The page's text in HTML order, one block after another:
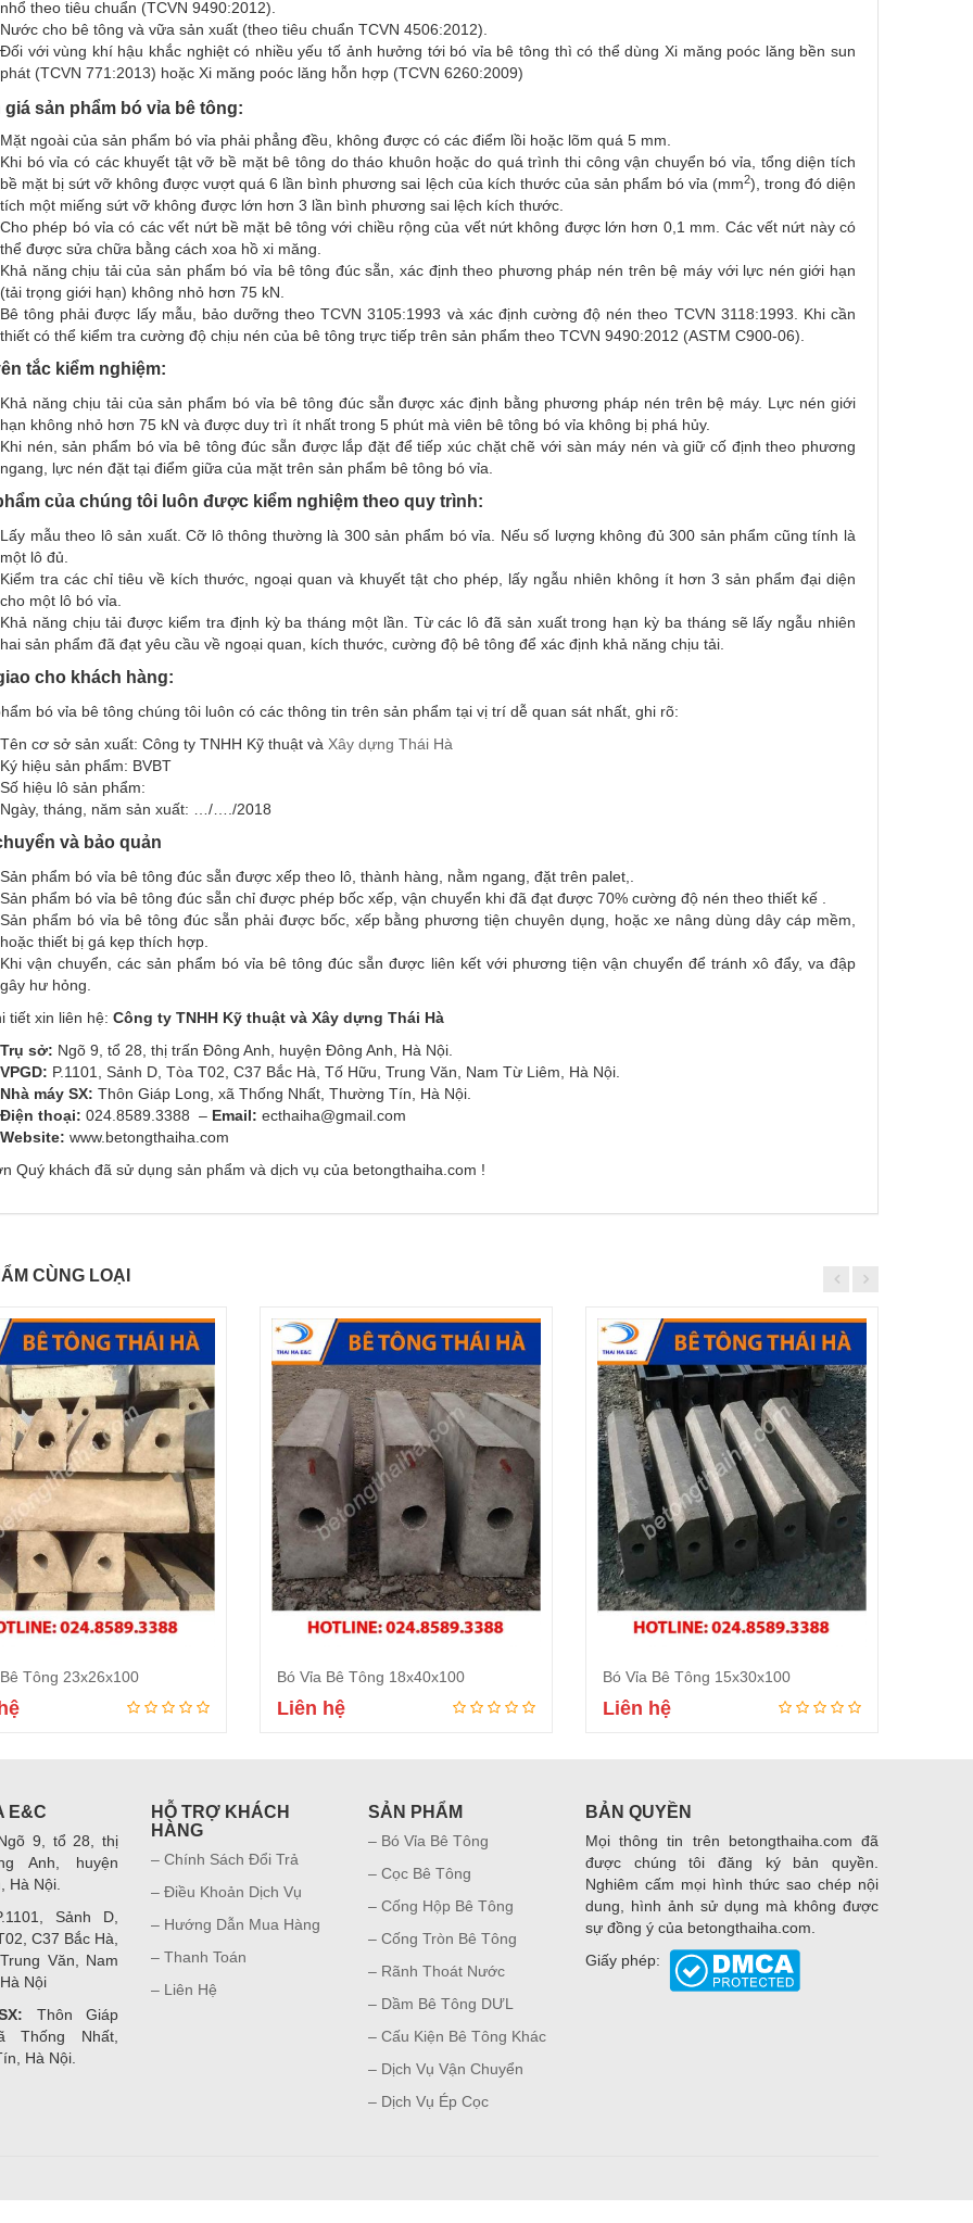
nhổ theo tiêu chuẩn (TCVN 9490:2012).
Nước cho bê tông và vữa sản xuất (theo tiêu chuẩn TCVN 4506:2012).
Đối với vùng khí hậu khắc nghiệt có nhiều yếu tố ảnh hưởng tới bó vỉa bê tông thì có thể dùng Xi măng poóc lăng bền sun
phát (TCVN 771:2013) hoặc Xi măng poóc lăng hỗn hợp (TCVN 6260:2009)
sản phẩm bó vỉa bê tông:
Mặt ngoài của sản phẩm bó vỉa phải phẳng đều, không được có các điểm lồi hoặc lõm quá 5 mm.
Khi bó vỉa có các khuyết tật vỡ bề mặt bê tông do tháo khuôn hoặc do quá trình thi công vận chuyển bó vỉa, tổng diện tích
bề mặt bị sứt vỡ không được vượt quá 6 lần bình phương sai lệch của kích thước của sản phẩm bó vỉa (mm2), trong đó diện
tích một miếng sứt vỡ không được lớn hơn 3 lần bình phương sai lệch kích thước.
Cho phép bó vỉa có các vết nứt bề mặt bê tông với chiều rộng của vết nứt không được lớn hơn 0,1 mm. Các vết nứt này có
thể được sửa chữa bằng cách xoa hồ xi măng.
Khả năng chịu tải của sản phẩm bó vỉa bê tông đúc sẵn, xác định theo phương pháp nén trên bệ máy với lực nén giới hạn
(tải trọng giới hạn) không nhỏ hơn 75 kN.
Bê tông phải được lấy mẫu, bảo dưỡng theo TCVN 3105:1993 và xác định cường độ nén theo TCVN 3118:1993. Khi cần
thiết có thể kiểm tra cường độ chịu nén của bê tông trực tiếp trên sản phẩm theo TCVN 9490:2012 (ASTM C900-06).
tắc kiểm nghiệm:
Khả năng chịu tải của sản phẩm bó vỉa bê tông đúc sẵn được xác định bằng phương pháp nén trên bệ máy. Lực nén giới
hạn không nhỏ hơn 75 kN và được duy trì ít nhất trong 5 phút mà viên bê tông bó vỉa không bị phá hủy.
Khi nén, sản phẩm bó vỉa bê tông đúc sẵn được lắp đặt để tiếp xúc chặt chẽ với sàn máy nén và giữ cố định theo phương
ngang, lực nén đặt tại điểm giữa của mặt trên sản phẩm bê tông bó vỉa.
của chúng tôi luôn được kiểm nghiệm theo quy trình:
Lấy mẫu theo lô sản xuất. Cỡ lô thông thường là 300 sản phẩm bó vỉa. Nếu số lượng không đủ 300 sản phẩm cũng tính là
một lô đủ.
Kiểm tra các chỉ tiêu về kích thước, ngoại quan và khuyết tật cho phép, lấy ngẫu nhiên không ít hơn 3 sản phẩm đại diện
cho một lô bó vỉa.
Khả năng chịu tải được kiểm tra định kỳ ba tháng một lần. Từ các lô đã sản xuất trong hạn kỳ ba tháng sẽ lấy ngẫu nhiên
hai sản phẩm đã đạt yêu cầu về ngoại quan, kích thước, cường độ bê tông để xác định khả năng chịu tải.
cho khách hàng:
bó vỉa bê tông chúng tôi luôn có các thông tin trên sản phẩm tại vị trí dễ quan sát nhất, ghi rõ:
Tên cơ sở sản xuất: Công ty TNHH Kỹ thuật và Xây dựng Thái Hà
Ký hiệu sản phẩm: BVBT
Số hiệu lô sản phẩm:
Ngày, tháng, năm sản xuất: …/…./2018
và bảo quản
Sản phẩm bó vỉa bê tông đúc sẵn được xếp theo lô, thành hàng, nằm ngang, đặt trên palet,.
Sản phẩm bó vỉa bê tông đúc sẵn chỉ được phép bốc xếp, vận chuyển khi đã đạt được 70% cường độ nén theo thiết kế .
Sản phẩm bó vỉa bê tông đúc sẵn phải được bốc, xếp bằng phương tiện chuyên dụng, hoặc xe nâng dùng dây cáp mềm,
hoặc thiết bị gá kẹp thích hợp.
Khi vận chuyển, các sản phẩm bó vỉa bê tông đúc sẵn được liên kết với phương tiện vận chuyển để tránh xô đẩy, va đập
gây hư hỏng.
tiết xin liên hệ: Công ty TNHH Kỹ thuật và Xây dựng Thái Hà
Trụ sở: Ngõ 9, tổ 28, thị trấn Đông Anh, huyện Đông Anh, Hà Nội.
VPGD: P.1101, Sảnh D, Tòa T02, C37 Bắc Hà, Tố Hữu, Trung Văn, Nam Từ Liêm, Hà Nội.
Nhà máy SX: Thôn Giáp Long, xã Thống Nhất, Thường Tín, Hà Nội.
Điện thoại: 024.8589.3388 – Email: ecthaiha@gmail.com
Website: www.betongthaiha.com
Quý khách đã sử dụng sản phẩm và dịch vụ của betongthaiha.com !
CÙNG LOẠI
Tông 23x26x100 Bó Vỉa Bê Tông 18x40x100
Liên hệ
Bó Vỉa Bê Tông 15x30x100
Liên hệ
Kỹ thuật và
chúng tôi hợp
Chất lượng tốt,
giá cả rất hợp lý.
tác lâu dài với
LICOGI 13
Từng hạng mục công trình mà
chúng tôi sử dụng sản phẩm của bê
tông Thái Hà đều được chủ đầu tư
rất hài lòng. Sự nhiệt tình và chu
đáo của các bạn làm chúng tôi rất
hài lòng.
VIDIFI
thi công. Chúng tôi rất tin tưởng các
bạn. Bê tông Thái Hà là một nhà
thầu uy tín mà chúng tôi đã hợp tác
rất thành công.
E&C
9, tổ 28, thị
Anh, huyện
Hà Nội.
Sảnh D,
C37 Bắc Hà,
Văn, Nam
Nội
Thôn Giáp
Thống Nhất,
Hà Nội.
HỖ TRỢ KHÁCH
HÀNG
– Chính Sách Đổi Trả
– Điều Khoản Dịch Vụ
– Hướng Dẫn Mua Hàng
– Thanh Toán
– Liên Hệ
SẢN PHẨM
– Bó Vỉa Bê Tông
– Cọc Bê Tông
– Cống Hộp Bê Tông
– Cống Tròn Bê Tông
– Rãnh Thoát Nước
– Dầm Bê Tông DƯL
– Cấu Kiện Bê Tông Khác
– Dịch Vụ Vận Chuyển
– Dịch Vụ Ép Cọc
BẢN QUYỀN
Mọi thông tin trên betongthaiha.com đã
được chúng tôi đăng ký bản quyền.
Nghiêm cấm mọi hình thức sao chép nội
dung, hình ảnh sử dụng mà không được
sự đồng ý của betongthaiha.com.
Giấy phép: